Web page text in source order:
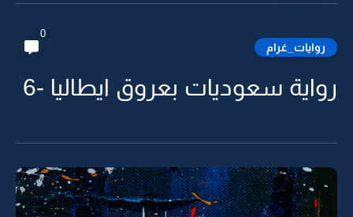
روايات_غرام
0
رواية سعوديات بعروق ايطاليا -6